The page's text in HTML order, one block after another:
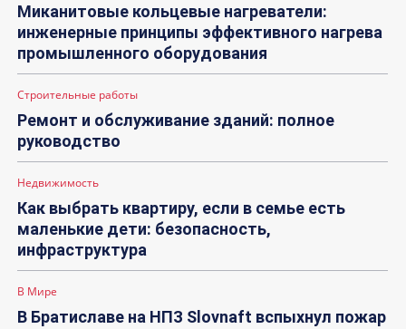
Миканитовые кольцевые нагреватели:
инженерные принципы эффективного нагрева
промышленного оборудования
Строительные работы
Ремонт и обслуживание зданий: полное
руководство
Недвижимость
Как выбрать квартиру, если в семье есть
маленькие дети: безопасность,
инфраструктура
В Мире
В Братиславе на НПЗ Slovnaft вспыхнул пожар